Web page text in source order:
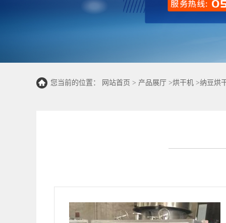
您当前的位置： 网站首页 > 产品展厅 >烘干机 >纳豆烘